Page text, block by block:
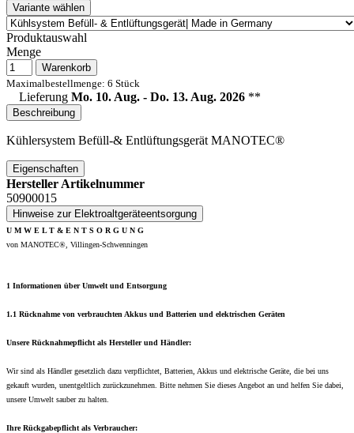
Variante wählen
Produktauswahl
Menge
Warenkorb
Maximalbestellmenge: 6 Stück
Lieferung Mo. 10. Aug. - Do. 13. Aug. 2026 **
Beschreibung
Kühlersystem Befüll-& Entlüftungsgerät MANOTEC®
Eigenschaften
Hersteller Artikelnummer
50900015
Hinweise zur Elektroaltgeräteentsorgung
U M W E L T & E N T S O R G U N G
von MANOTEC®, Villingen-Schwenningen
1 Informationen über Umwelt und Entsorgung
1.1 Rücknahme von verbrauchten Akkus und Batterien und elektrischen Geräten
Unsere Rücknahmepflicht als Hersteller und Händler:
Wir sind als Händler gesetzlich dazu verpflichtet, Batterien, Akkus und elektrische Geräte, die bei uns
gekauft wurden, unentgeltlich zurückzunehmen. Bitte nehmen Sie dieses Angebot an und helfen Sie dabei,
unsere Umwelt sauber zu halten.
Ihre Rückgabepflicht als Verbraucher: